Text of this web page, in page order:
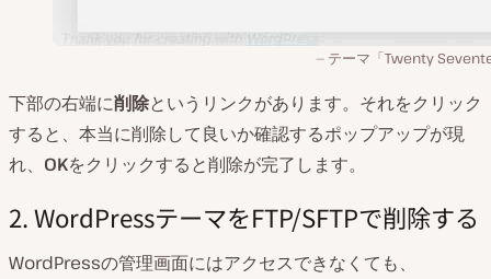
テーマ「Twenty
下部の右端に削除というリンクがあります。それをクリック
すると、本当に削除して良いか確認するポップアップが現
れ、 OKをクリックすると削除が完了します。
2. WordPressテーマをFTP/SFTPで削除する
WordPressの管理画面にはアクセスできなくても、